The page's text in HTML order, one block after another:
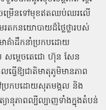
ចម្រើនទៅមុខឥតឈប់ឈរលើ
តកនយោបាយដ៏ថ្លៃថ្លារបស់
គ៌ាដឹកនាំប្រកបដោយ
ម្តេចតេជោ ហ៊ុន សែន
វើឱ្យជាតិមាតុភូមិមានភាព
ប្រកបដោយសុភមង្គល និង
ានុភាពល្បីល្បាញទាំងក្នុងតំបន់